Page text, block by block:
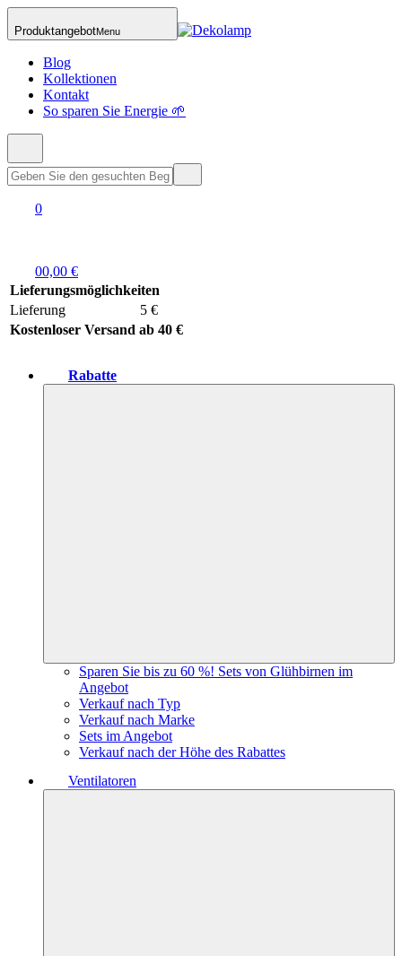
ProduktangebotMenu
Blog
Kollektionen
Kontakt
So sparen Sie Energie 🌱
0
00,00 €
Lieferungsmöglichkeiten
Lieferung
5 €
Kostenloser Versand ab 40 €
Rabatte
Sparen Sie bis zu 60 %! Sets von Glühbirnen im
Angebot
Verkauf nach Typ
Verkauf nach Marke
Sets im Angebot
Verkauf nach der Höhe des Rabattes
Ventilatoren